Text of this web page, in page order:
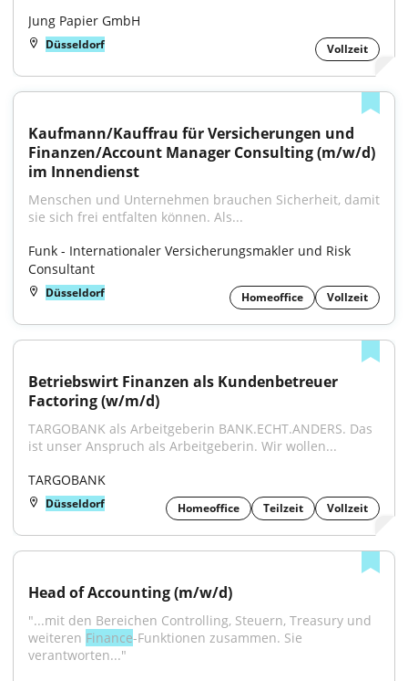
Jung Papier GmbH
Düsseldorf Vollzeit
Kaufmann/Kauffrau für Versicherungen und
Finanzen/Account Manager Consulting (m/w/d)
im Innendienst
Menschen und Unternehmen brauchen Sicherheit, damit
sie sich frei entfalten können. Als...
Funk - Internationaler Versicherungsmakler und Risk
Consultant
Düsseldorf Homeoffice Vollzeit
Betriebswirt Finanzen als Kundenbetreuer
Factoring (w/m/d)
TARGOBANK als Arbeitgeberin BANK.ECHT.ANDERS. Das
ist unser Anspruch als Arbeitgeberin. Wir wollen...
TARGOBANK
Düsseldorf Homeoffice Teilzeit Vollzeit
Head of Accounting (m/w/d)
"...mit den Bereichen Controlling, Steuern, Treasury und
weiteren Finance-Funktionen zusammen. Sie
verantworten..."